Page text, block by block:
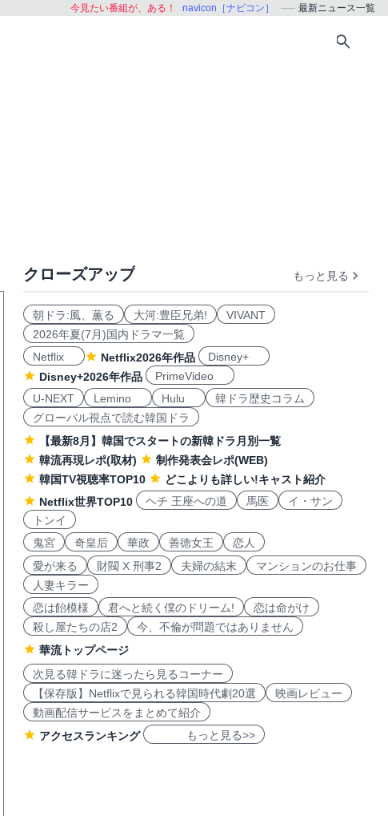
今見たい番組が、ある！ navicon［ナビコン］ 最新ニュース一覧
クローズアップ もっと見る
朝ドラ:風、薫る 大河:豊臣兄弟!
VIVANT
2026年夏(7月)国内ドラマ一覧
Netflix
Netflix2026年作品
Disney+
Disney+2026年作品
PrimeVideo
U-NEXT
Lemino Hulu
韓ドラ歴史コラム
グローバル視点で読む韓国ドラ
【最新8月】韓国でスタートの新韓ドラ月別一覧
韓流再現レポ(取材)
制作発表会レポ(WEB)
韓国TV視聴率TOP10
どこよりも詳しい!キャスト紹介
Netflix世界TOP10
ヘチ 王座への道 馬医
イ・サン
トンイ
鬼宮
奇皇后 華政 善徳女王
恋人
愛が来る
財閥 X 刑事2 夫婦の結末
マンションのお仕事
人妻キラー
恋は飴模様
君へと続く僕のドリーム!
恋は命がけ
殺し屋たちの店2
今、不倫が問題ではありません
華流トップページ
次見る韓ドラに迷ったら見るコーナー
【保存版】Netflixで見られる韓国時代劇20選
映画レビュー
動画配信サービスをまとめて紹介
アクセスランキング
もっと見る>>